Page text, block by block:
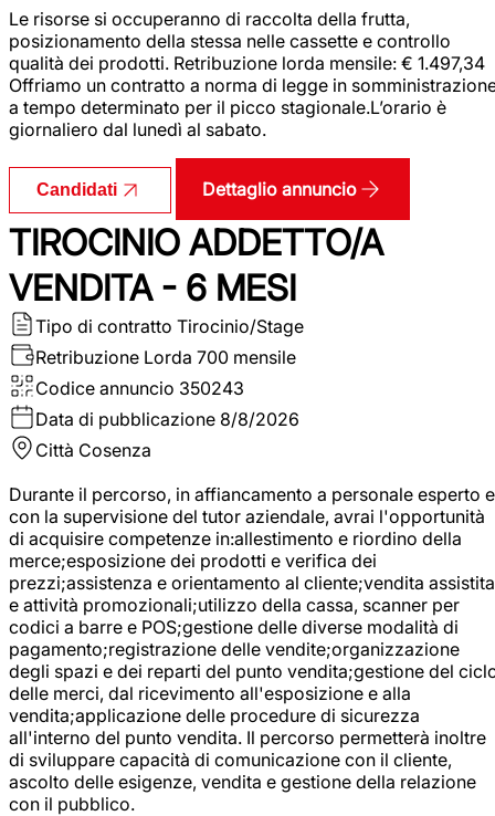
Le risorse si occuperanno di raccolta della frutta,
posizionamento della stessa nelle cassette e controllo
qualità dei prodotti. Retribuzione lorda mensile: € 1.497,34
Offriamo un contratto a norma di legge in
a tempo determinato per il picco stagionale.L’orario è
giornaliero dal lunedì al sabato.
Candidati Dettaglio annuncio
TIROCINIO ADDETTO/A
VENDITA - 6 MESI
Tipo di contratto Tirocinio/Stage
Retribuzione Lorda 700 mensile
Codice annuncio 350243
Data di pubblicazione 8/8/2026
Città Cosenza
Durante il percorso, in affiancamento a personale esperto e
con la supervisione del tutor aziendale, avrai l'opportunità
di acquisire competenze in:allestimento e riordino della
merce;esposizione dei prodotti e verifica dei
prezzi;assistenza e orientamento al cliente;vendita assistita
e attività promozionali;utilizzo della cassa, scanner per
codici a barre e POS;gestione delle diverse modalità di
pagamento;registrazione delle vendite;organizzazione
degli spazi e dei reparti del punto vendita;gestione del
delle merci, dal ricevimento all'esposizione e alla
vendita;applicazione delle procedure di sicurezza
all'interno del punto vendita. Il percorso permetterà inoltre
di sviluppare capacità di comunicazione con il cliente,
ascolto delle esigenze, vendita e gestione della relazione
con il pubblico.